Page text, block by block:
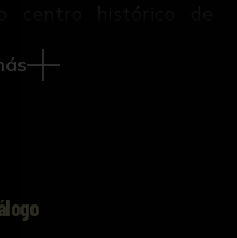
rápidamente en un